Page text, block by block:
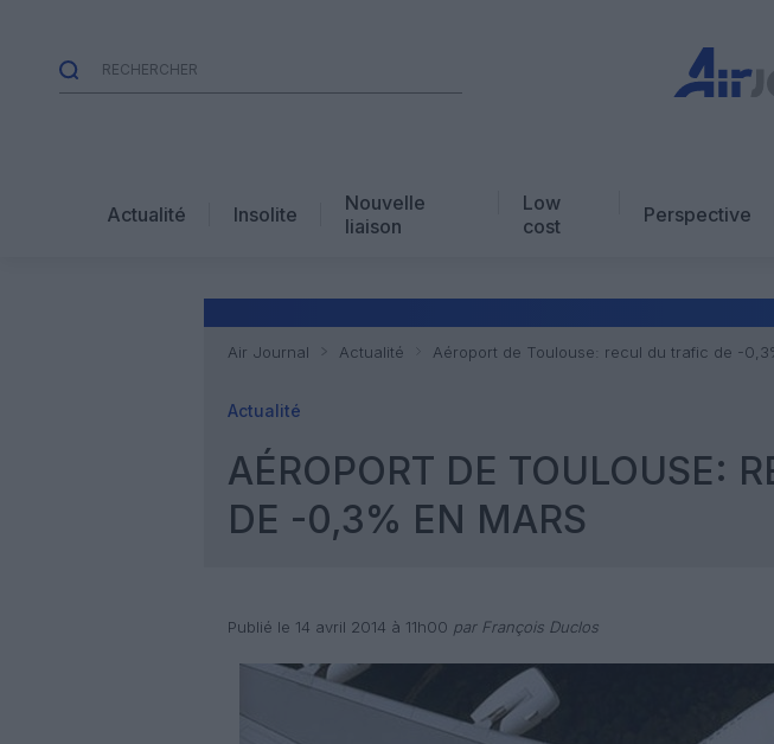
Actualité Insolite
Nouvelle
liaison
Low
cost
Perspective
Air Journal Actualité Aéroport de Toulouse: recul du trafic de -
Actualité
AÉROPORT DE TOULOUSE:
DE -0,3% EN MARS
Publié le 14 avril 2014 à 11h00 par François Duclos